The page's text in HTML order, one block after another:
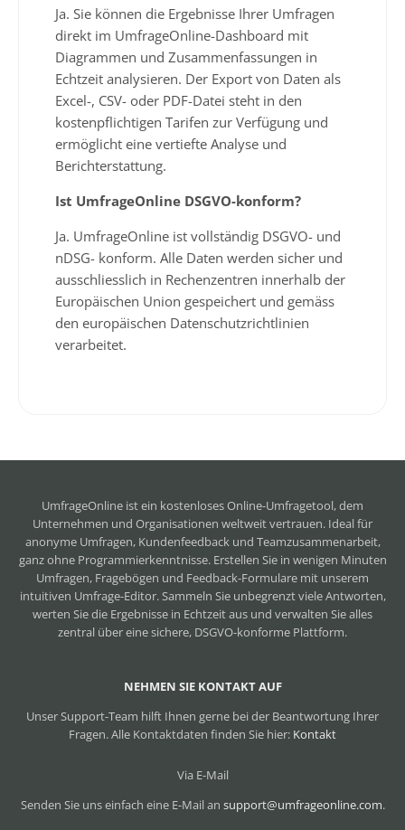
Ja. Sie können die Ergebnisse Ihrer Umfragen
direkt im UmfrageOnline-Dashboard mit
Diagrammen und Zusammenfassungen in
Echtzeit analysieren. Der Export von Daten als
Excel-, CSV- oder PDF-Datei steht in den
kostenpflichtigen Tarifen zur Verfügung und
ermöglicht eine vertiefte Analyse und
Berichterstattung.
Ist UmfrageOnline DSGVO-konform?
Ja. UmfrageOnline ist vollständig DSGVO- und
nDSG- konform. Alle Daten werden sicher und
ausschliesslich in Rechenzentren innerhalb der
Europäischen Union gespeichert und gemäss
den europäischen Datenschutzrichtlinien
verarbeitet.
UmfrageOnline ist ein kostenloses Online-Umfragetool, dem
Unternehmen und Organisationen weltweit vertrauen. Ideal für
anonyme Umfragen, Kundenfeedback und Teamzusammenarbeit,
ganz ohne Programmierkenntnisse. Erstellen Sie in wenigen Minuten
Umfragen, Fragebögen und Feedback-Formulare mit unserem
intuitiven Umfrage-Editor. Sammeln Sie unbegrenzt viele Antworten,
werten Sie die Ergebnisse in Echtzeit aus und verwalten Sie alles
zentral über eine sichere, DSGVO-konforme Plattform.
NEHMEN SIE KONTAKT AUF
Unser Support-Team hilft Ihnen gerne bei der Beantwortung Ihrer
Fragen. Alle Kontaktdaten finden Sie hier: Kontakt
Via E-Mail
Senden Sie uns einfach eine E-Mail an support@umfrageonline.com.